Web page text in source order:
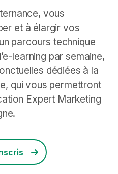
vous
et à élargir vos
parcours technique
learning par semaine,
dédiées à la
qui vous permettront
Expert Marketing